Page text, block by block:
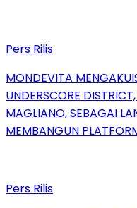
Pers Rilis
MONDEVITA
UNDERSCORE
MAGLIANO, SEBAGAI
MEMBANGUN
Pers Rilis